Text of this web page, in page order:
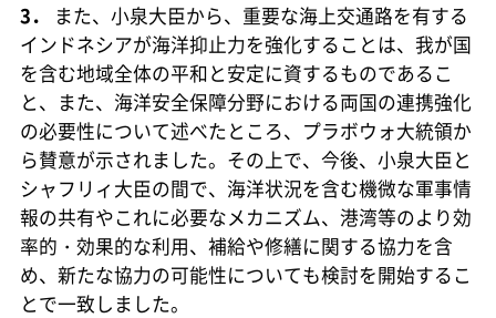
3．
また、小泉大臣から、重要な海上交通路を有する
インドネシアが海洋抑止力を強化することは、我が国
を含む地域全体の平和と安定に資するものであるこ
と、また、海洋安全保障分野における両国の連携強化
の必要性について述べたところ、プラボウォ大統領か
ら賛意が示されました。その上で、今後、小泉大臣と
シャフリィ大臣の間で、海洋状況を含む機微な軍事情
報の共有やこれに必要なメカニズム、港湾等のより効
率的・効果的な利用、補給や修繕に関する協力を含
め、新たな協力の可能性についても検討を開始するこ
とで一致しました。